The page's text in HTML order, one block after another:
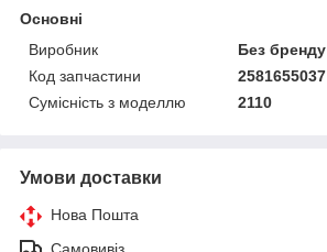
Основні
Виробник
Без бренду
Код запчастини
2581655037
Сумісність з моделлю
2110
Умови доставки
Нова Пошта
Самовивіз